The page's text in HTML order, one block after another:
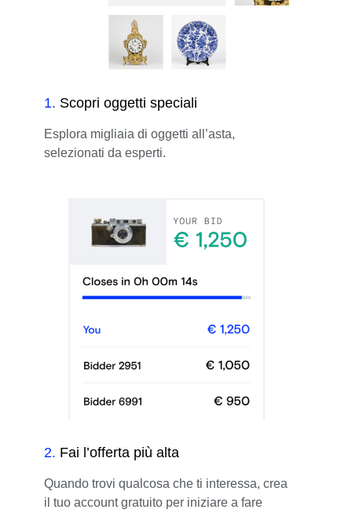
1. Scopri oggetti speciali
Esplora migliaia di oggetti all’asta,
selezionati da esperti.
2. Fai l’offerta più alta
Quando trovi qualcosa che ti interessa, crea
il tuo account gratuito per iniziare a fare